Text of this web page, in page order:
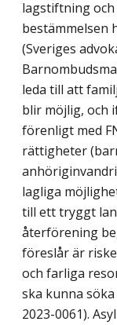
lagstiftning
bestämmelsen
(Sveriges
leda till att
blir möjlig, och
förenligt med
rättigheter
lagliga
till ett tryggt
återförening
föreslår är
och farliga
ska kunna
2023-0061).